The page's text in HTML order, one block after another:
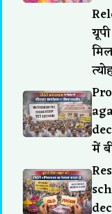
में